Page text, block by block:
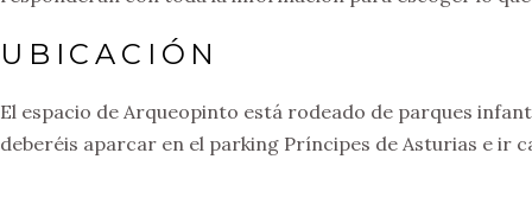
UBICACIÓN
El espacio de Arqueopinto está rodeado de parques
deberéis aparcar en el parking Príncipes de Asturias e ir